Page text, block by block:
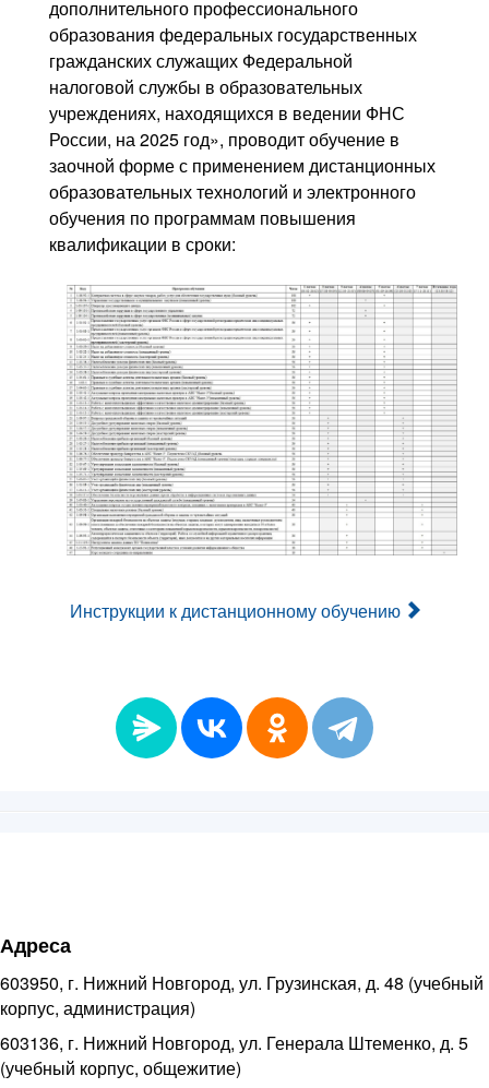
дополнительного профессионального
образования федеральных государственных
гражданских служащих Федеральной
налоговой службы в образовательных
учреждениях, находящихся в ведении ФНС
России, на 2025 год», проводит обучение в
заочной форме с применением дистанционных
образовательных технологий и электронного
обучения по программам повышения
квалификации в сроки:
Инструкции к дистанционному обучению
Адреса
603950, г. Нижний Новгород, ул. Грузинская, д. 48 (учебный
корпус, администрация)
603136, г. Нижний Новгород, ул. Генерала Штеменко, д. 5
(учебный корпус, общежитие)